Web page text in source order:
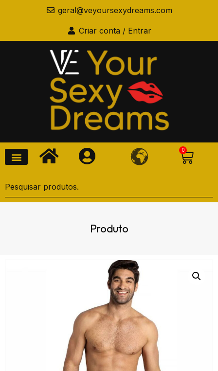
geral@veyoursexydreams.com
Criar conta / Entrar
0
Produto